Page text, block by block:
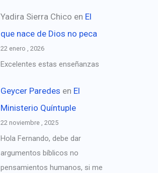
Yadira Sierra Chico en El
que nace de Dios no peca
22 enero , 2026
Excelentes estas enseñanzas
Geycer Paredes en El
Ministerio Quíntuple
22 noviembre , 2025
Hola Fernando, debe dar
argumentos bíblicos no
pensamientos humanos, si me